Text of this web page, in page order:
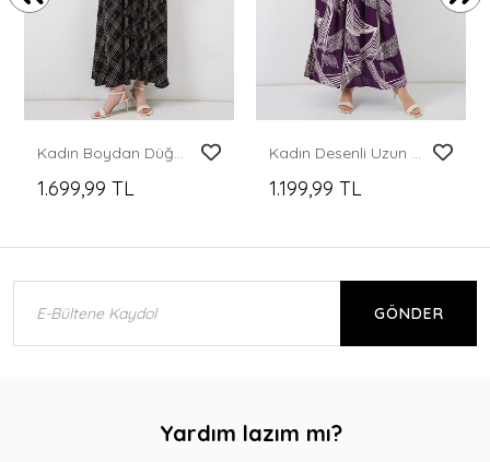
Kadın Boydan Düğmeli Uzun Tesettür Elbise 2588 - D. Siyah
1.699,99 TL
Kadın Desenli Uzun Tesettür Elbise 2585 - Mor
1.199,99 TL
GÖNDER
Yardım lazım mı?